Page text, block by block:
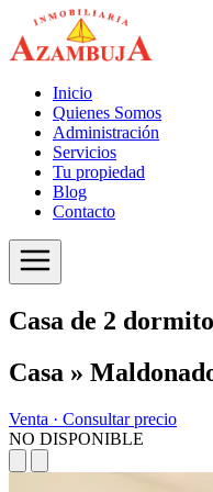
Inicio
Quienes Somos
Administración
Servicios
Tu propiedad
Blog
Contacto
Casa de 2
Casa »
Venta · Consultar precio
NO DISPONIBLE